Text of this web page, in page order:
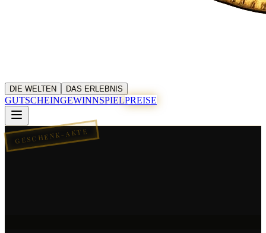
DIE WELTEN DAS ERLEBNIS
GUTSCHEINGEWINNSPIELPREISE
GESCHENK-AKTE